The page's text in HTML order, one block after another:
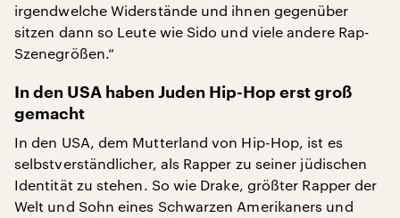
irgendwelche Widerstände und ihnen gegenüber
sitzen dann so Leute wie Sido und viele andere Rap-
Szenegrößen.“
In den USA haben Juden Hip-Hop erst groß
gemacht
In den USA, dem Mutterland von Hip-Hop, ist es
selbstverständlicher, als Rapper zu seiner jüdischen
Identität zu stehen. So wie Drake, größter Rapper der
Welt und Sohn eines Schwarzen Amerikaners und